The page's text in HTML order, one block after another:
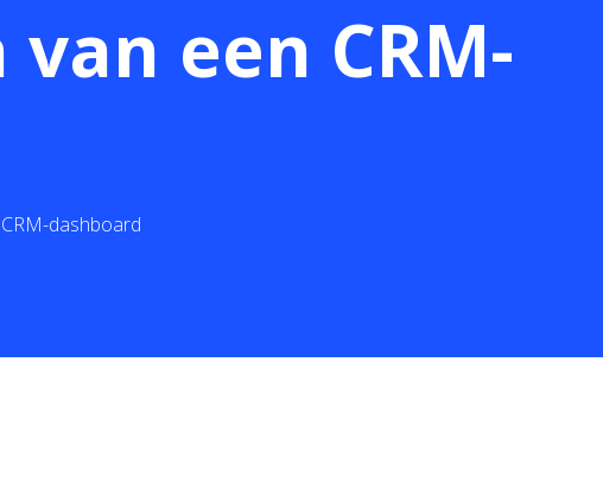
een CRM-
dashboard